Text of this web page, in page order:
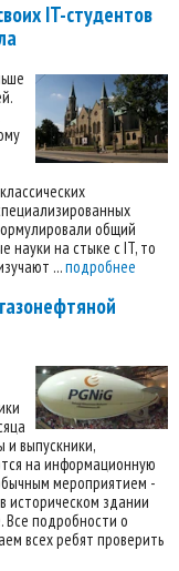
IT-студентов
общий
науки на стыке с IT, то
...подробнее
выпускники,
на информационную
мероприятием -
историческом здании
подробности о
всех ребят проверить